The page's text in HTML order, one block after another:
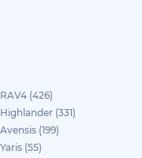
(426)
(331)
(199)
(55)